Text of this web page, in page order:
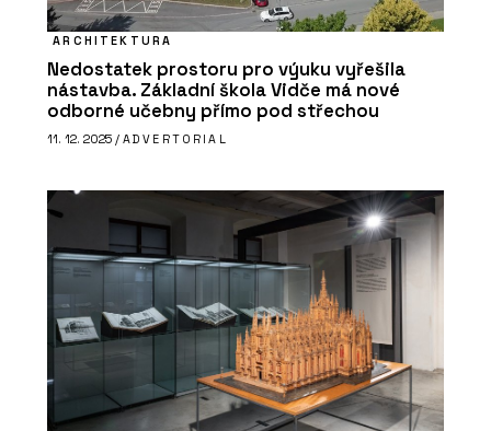
ARCHITEKTURA
Nedostatek prostoru pro výuku vyřešila
nástavba. Základní škola Vidče má nové
odborné učebny přímo pod střechou
11. 12. 2025 / ADVERTORIAL